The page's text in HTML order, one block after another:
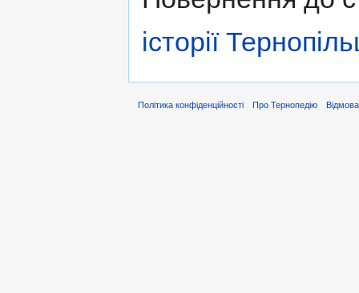
історії
Політика конфіденційності Про Тернопедію